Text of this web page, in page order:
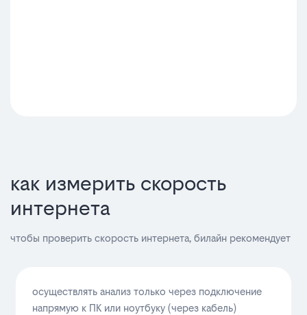
как измерить скорость
интернета
чтобы проверить скорость интернета, билайн рекомендует
осуществлять анализ только через подключение
напрямую к ПК или ноутбуку (через кабель)